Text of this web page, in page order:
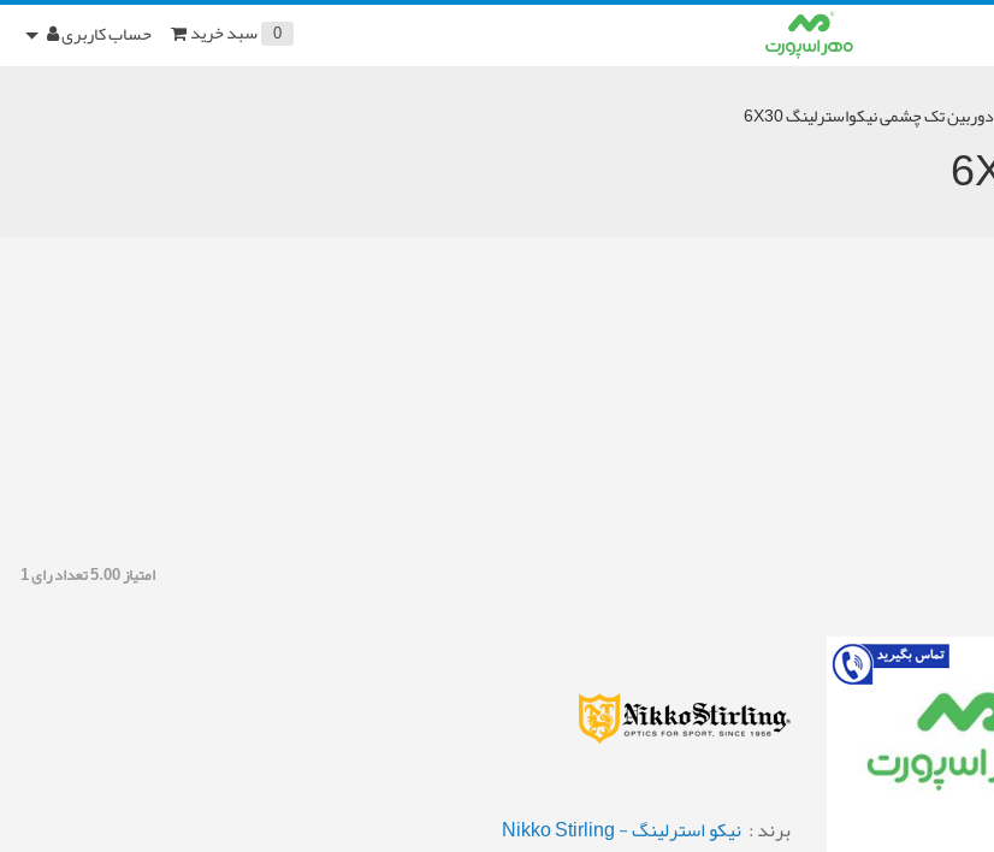
حساب کاربری 0 سبد خرید
دوربین تک چشمی نیکواسترلینگ 6X30
امتیاز5.00تعداد رای1
برند : نیکو استرلینگ - Nikko Stirling